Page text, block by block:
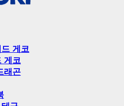
게코
게코
래곤